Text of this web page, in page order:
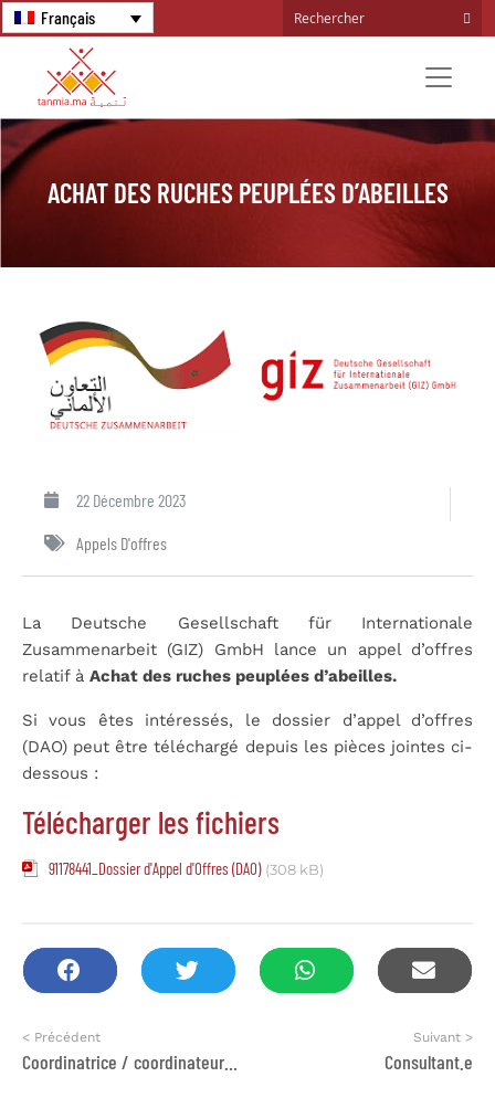
Français
ACHAT DES RUCHES PEUPLÉES D’ABEILLES
22 Décembre 2023
Appels D'offres
La Deutsche Gesellschaft für Internationale
Zusammenarbeit (GIZ) GmbH lance un appel d’offres
relatif à Achat des ruches peuplées d’abeilles.
Si vous êtes intéressés, le dossier d’appel d’offres
(DAO) peut être téléchargé depuis les pièces jointes ci-
dessous :
Télécharger les fichiers
91178441_Dossier d'Appel d'Offres (DAO) (308 kB)
< Précédent
Coordinatrice / coordinateur de programmes et projets
Suivant >
Consultant.e